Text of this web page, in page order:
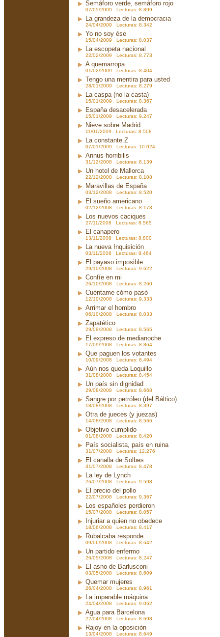
Semáforo verde, semáforo rojo
07/05/2009 Lecturas: 8.899
La grandeza de la democracia
24/04/2009 Lecturas: 8.342
Yo no soy ése
15/04/2009 Lecturas: 8.037
La escopeta nacional
22/02/2009 Lecturas: 8.773
A quemarropa
01/02/2009 Lecturas: 8.404
Tengo una mentira para usted
28/01/2009 Lecturas: 8.279
La caspa (no la casta)
15/01/2009 Lecturas: 8.367
España desacelerada
15/01/2009 Lecturas: 9.247
Nieve sobre Madrid
11/01/2009 Lecturas: 8.508
La constante Z
07/01/2009 Lecturas: 10.024
Annus horribilis
31/12/2008 Lecturas: 8.139
Un hotel de Mallorca
22/12/2008 Lecturas: 8.108
Maravillas de España
03/12/2008 Lecturas: 8.520
El sueño americano
02/12/2008 Lecturas: 8.173
Los nuevos caciques
27/11/2008 Lecturas: 8.565
El canapero
13/11/2008 Lecturas: 8.800
La nueva Inquisición
03/11/2008 Lecturas: 8.464
El payaso imposible
29/10/2008 Lecturas: 9.622
Confíe en mi
26/10/2008 Lecturas: 8.260
Cuéntame cómo pasó
12/10/2008 Lecturas: 9.333
Arrimar el hombro
06/10/2008 Lecturas: 8.033
Zapatético
29/09/2008 Lecturas: 8.565
El expreso de medianoche
17/09/2008 Lecturas: 8.864
Que paguen los votantes
10/09/2008 Lecturas: 8.494
Aún nos queda Loquillo
31/08/2008 Lecturas: 8.454
Un país sin dignidad
29/08/2008 Lecturas: 8.668
Sangre por petróleo (del Báltico)
18/08/2008 Lecturas: 8.397
Otra de jueces (y juezas)
14/08/2008 Lecturas: 8.566
Objetivo cumplido
01/08/2008 Lecturas: 8.420
País socialista, país en ruina
31/07/2008 Lecturas: 12.276
El canalla de Solbes
31/07/2008 Lecturas: 8.478
La ley de Lynch
26/07/2008 Lecturas: 9.598
El precio del pollo
22/07/2008 Lecturas: 9.367
Los españoles perdieron
15/07/2008 Lecturas: 8.057
Injuriar a quien no obedece
18/06/2008 Lecturas: 8.417
Rubalcaba responde
09/06/2008 Lecturas: 8.642
Un partido enfermo
26/05/2008 Lecturas: 8.247
El asno de Barlusconi
03/05/2008 Lecturas: 8.609
Quemar mujeres
26/04/2008 Lecturas: 8.961
La imparable máquina
24/04/2008 Lecturas: 9.062
Agua para Barcelona
22/04/2008 Lecturas: 8.698
Rajoy en la oposición
13/04/2008 Lecturas: 8.649